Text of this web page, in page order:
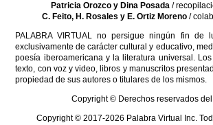
Patricia Orozco y Dina Posada/
C. Feito, H. Rosales y E. Ortiz Moreno/
PALABRA VIRTUAL no persigue ningún fin de
exclusivamente de carácter cultural y educativo,
poesía iberoamericana y la literatura universal.
texto, con voz y video, libros y manuscritos
propiedad de sus autores o titulares de los mismos.
Copyright © Derechos reservados del
Copyright © 2017-2026 Palabra Virtual Inc.